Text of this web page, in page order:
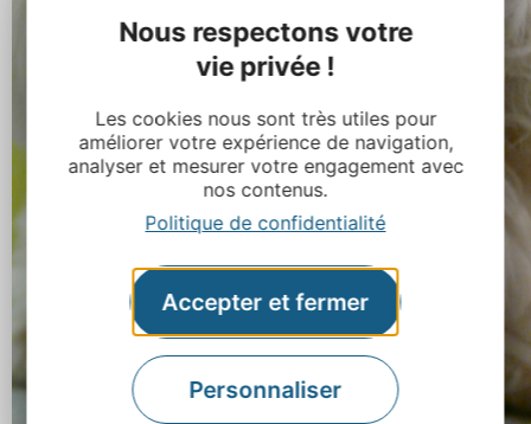
Nous respectons votre
vie privée !
Les cookies nous sont très utiles pour
améliorer votre expérience de navigation,
analyser et mesurer votre engagement avec
nos contenus.
Politique de confidentialité
Accepter et fermer
Personnaliser